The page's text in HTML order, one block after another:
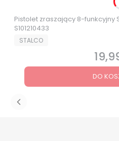
Pistolet zraszający 8-funkcyjny
S101210433
PRODUCENT
STALCO
Cena
DO